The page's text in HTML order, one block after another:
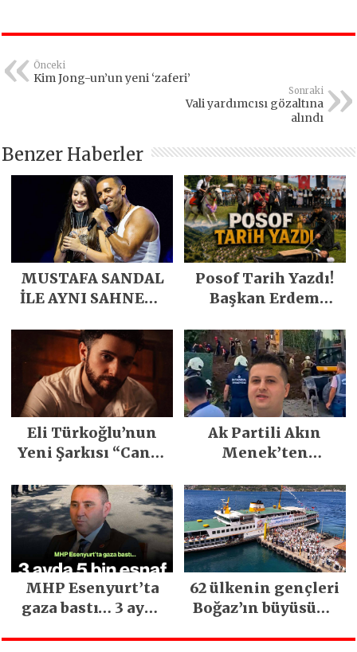
Önceki
Kim Jong-un’un yeni ‘zaferi’
Sonraki
Vali yardımcısı gözaltına
alındı
Benzer Haberler
MUSTAFA SANDAL
İLE AYNI SAHNEDE
Posof Tarih Yazdı!
Başkan Erdem
Emeğiyle Son
Yılların En Büyük
Festivali
Gerçekleşti
Eli Türkoğlu’nun
Yeni Şarkısı “Canın
İlgi Gördü!..
Ak Partili Akın
Menek’ten
heyelan sonrası
kritik uyarı
MHP Esenyurt’ta
gaza bastı… 3 ayda
edildi
62 ülkenin gençleri
Boğaz’ın büyüsüne